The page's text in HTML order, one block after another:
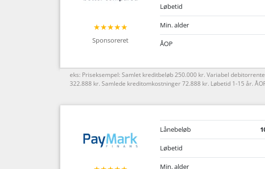
★★★★★
Sponsoreret
Løbetid
Min. alder
ÅOP
eks: Priseksempel: Samlet kreditbeløb 250.000 kr. Variabel
322.888 kr. Samlede kreditomkostninger 72.888 kr. Løbetid 1-15 år.
Lånebeløb
Løbetid
Min. alder